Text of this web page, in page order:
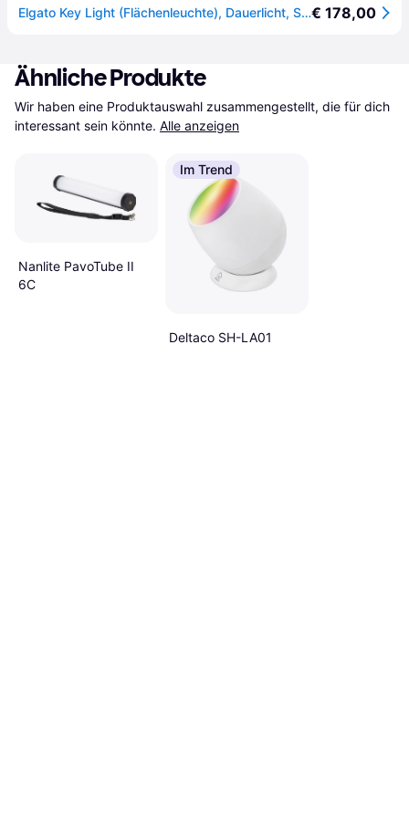
Elgato Key Light (Flächenleuchte), Dauerlicht, Schwarz€ 178,00
Ähnliche Produkte
Wir haben eine Produktauswahl zusammengestellt, die für dich
interessant sein könnte. Alle anzeigen
Nanlite PavoTube II
6C
Im Trend
Deltaco SH-LA01